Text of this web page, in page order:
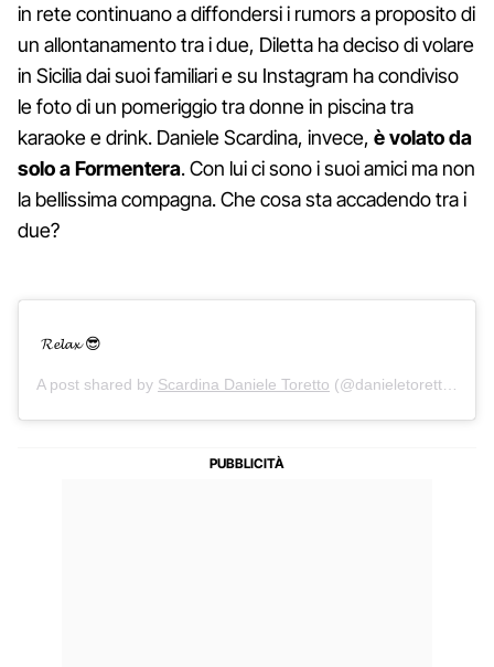
in rete continuano a diffondersi i rumors a proposito di
un allontanamento tra i due, Diletta ha deciso di volare
in Sicilia dai suoi familiari e su Instagram ha condiviso
le foto di un pomeriggio tra donne in piscina tra
karaoke e drink. Daniele Scardina, invece, è volato da
solo a Formentera. Con lui ci sono i suoi amici ma non
la bellissima compagna. Che cosa sta accadendo tra i
due?
𝓡𝓮𝓵𝓪𝔁 😎
A post shared by Scardina Daniele Toretto (@danieletoretto) on